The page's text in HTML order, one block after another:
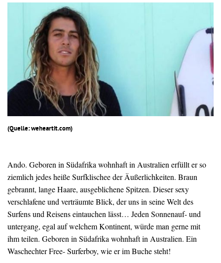
(Quelle: weheartit.com)
Ando. Geboren in Südafrika wohnhaft in Australien erfüllt er so
ziemlich jedes heiße Surfklischee der Äußerlichkeiten. Braun
gebrannt, lange Haare, ausgeblichene Spitzen. Dieser sexy
verschlafene und verträumte Blick, der uns in seine Welt des
Surfens und Reisens eintauchen lässt… Jeden Sonnenauf- und
untergang, egal auf welchem Kontinent, würde man gerne mit
ihm teilen. Geboren in Südafrika wohnhaft in Australien. Ein
Waschechter Free- Surferboy, wie er im Buche steht!